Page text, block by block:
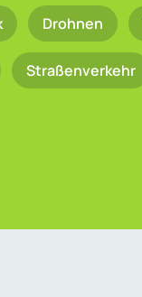
Drohnen
Straßenverkehr